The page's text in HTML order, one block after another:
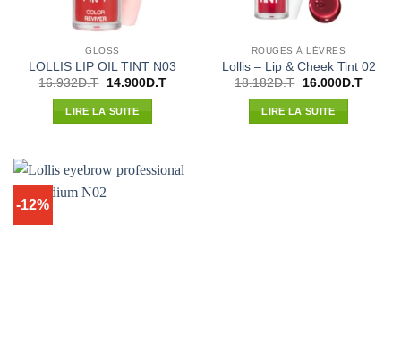
GLOSS
LOLLIS LIP OIL TINT N03
16.932D.T
Le
initial
était :
14.900D.TLe
LIRE LA SUITE
ROUGES À LÈVRES
Lollis – Lip & Cheek Tint 02
18.182D.T
Le
initial
était :
16.000D.TLe
LIRE LA SUITE
-12%